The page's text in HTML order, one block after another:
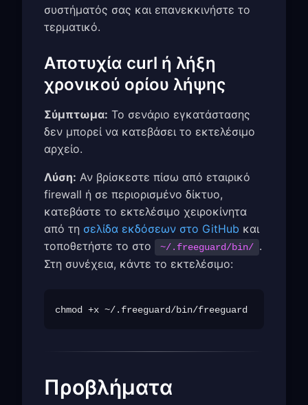
συστήματός σας και επανεκκινήστε το
τερματικό.
Αποτυχία curl ή λήξη
χρονικού ορίου λήψης
Σύμπτωμα: Το σενάριο εγκατάστασης
δεν μπορεί να κατεβάσει το εκτελέσιμο
αρχείο.
Λύση: Αν βρίσκεστε πίσω από εταιρικό
firewall ή σε περιορισμένο δίκτυο,
κατεβάστε το εκτελέσιμο χειροκίνητα
από τη σελίδα εκδόσεων στο GitHub και
τοποθετήστε το στο
~/.freeguard/bin/ .
Στη συνέχεια, κάντε το εκτελέσιμο:
Προβλήματα